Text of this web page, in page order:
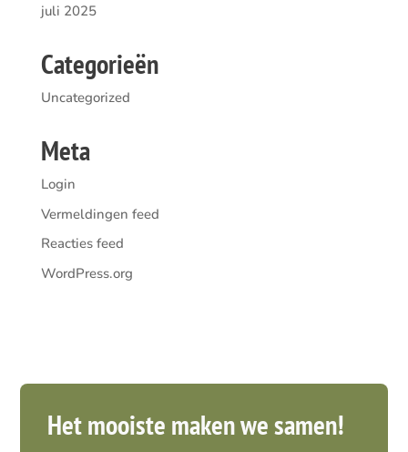
juli 2025
Categorieën
Uncategorized
Meta
Login
Vermeldingen feed
Reacties feed
WordPress.org
Het mooiste maken we samen!